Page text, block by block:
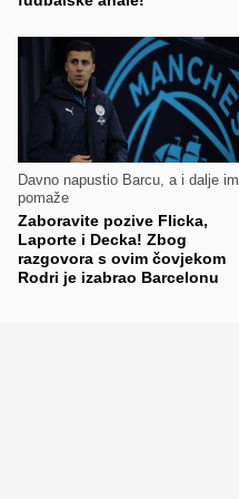
Davno napustio Barcu, a i dalje im
pomaže
Zaboravite pozive Flicka,
Laporte i Decka! Zbog
razgovora s ovim čovjekom
Rodri je izabrao Barcelonu